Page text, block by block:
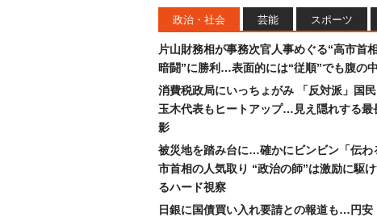
政治・社会 芸能 スポーツ
片山財務相が事務次官人事めぐる“高市首
暗闘”に勝利…表面的には“従順”でも腹の
消費税政局にいっちょがみ 「反対派」国民
玉木代表もヒートアップ…見え隠れする最
影
被災地を踏み台に…確かにビンビン「伝わ
市首相の人気取り “政治の師”は激励に駆
るハード視察
日銀に国債買い入れ要請との報道も…円安